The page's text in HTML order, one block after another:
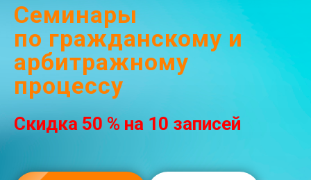
Семинары
по гражданскому и
арбитражному
процессу
Скидка 50 % на 10 записей